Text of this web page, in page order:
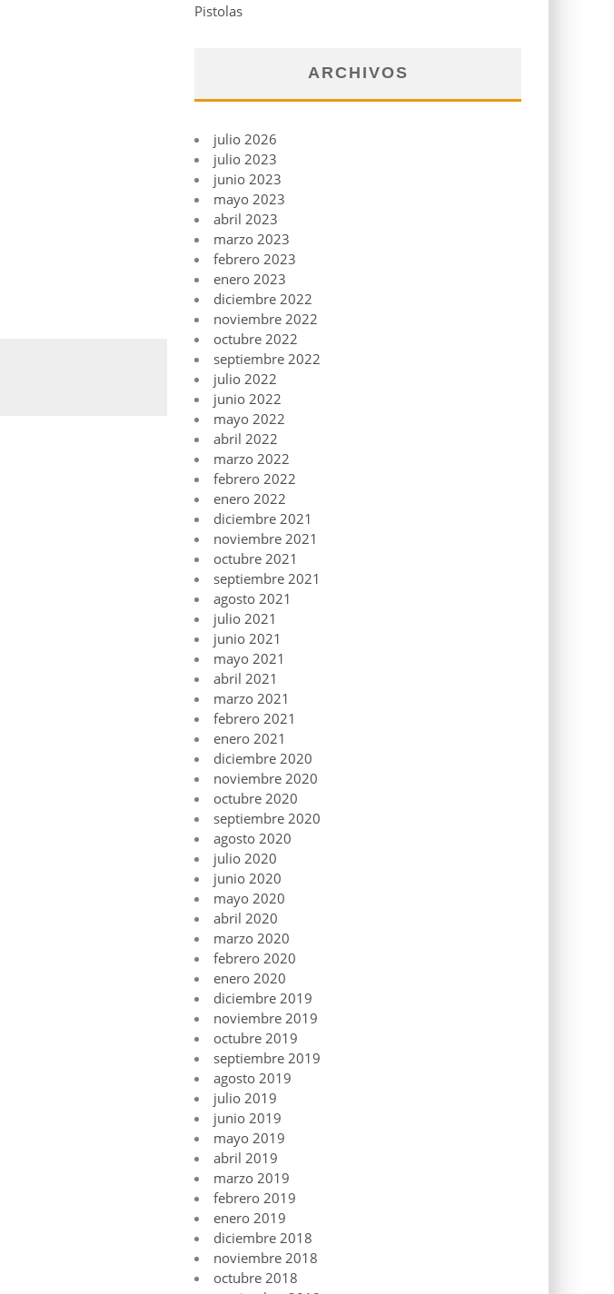
Pistolas
ARCHIVOS
julio 2026
julio 2023
junio 2023
mayo 2023
abril 2023
marzo 2023
febrero 2023
enero 2023
diciembre 2022
noviembre 2022
octubre 2022
septiembre 2022
julio 2022
junio 2022
mayo 2022
abril 2022
marzo 2022
febrero 2022
enero 2022
diciembre 2021
noviembre 2021
octubre 2021
septiembre 2021
agosto 2021
julio 2021
junio 2021
mayo 2021
abril 2021
marzo 2021
febrero 2021
enero 2021
diciembre 2020
noviembre 2020
octubre 2020
septiembre 2020
agosto 2020
julio 2020
junio 2020
mayo 2020
abril 2020
marzo 2020
febrero 2020
enero 2020
diciembre 2019
noviembre 2019
octubre 2019
septiembre 2019
agosto 2019
julio 2019
junio 2019
mayo 2019
abril 2019
marzo 2019
febrero 2019
enero 2019
diciembre 2018
noviembre 2018
octubre 2018